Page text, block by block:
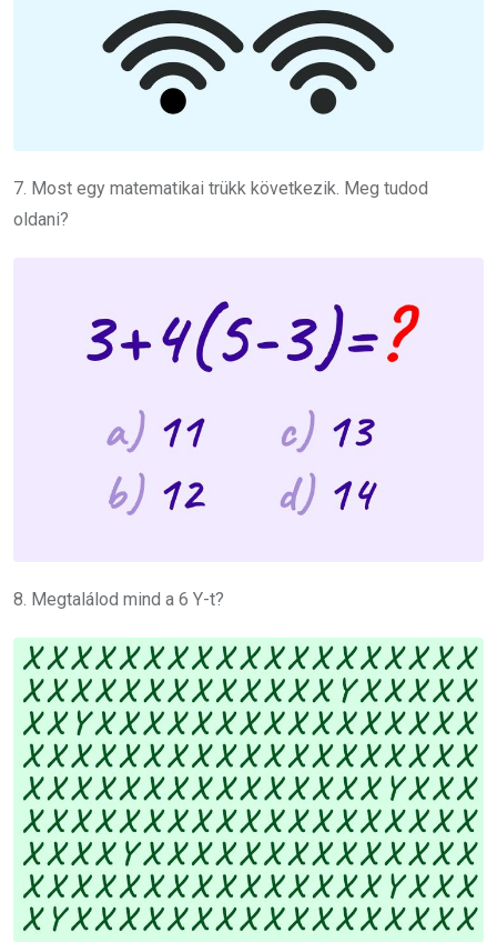
7. Most egy matematikai trükk következik. Meg tudod
oldani?
8. Megtalálod mind a 6 Y-t?